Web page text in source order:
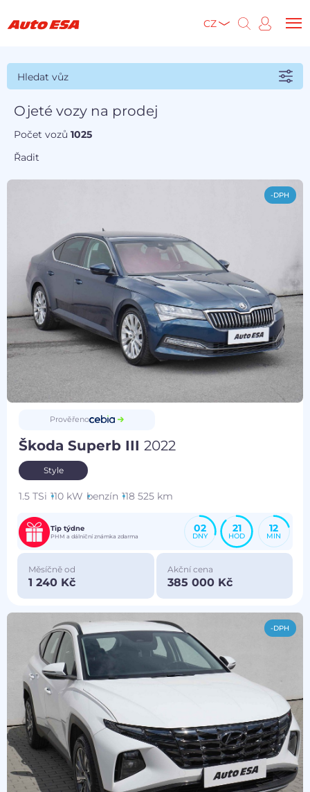
CZ
Hledat vůz
Ojeté vozy na prodej
Počet vozů1025
Řadit
-DPH
Prověřeno
Škoda Superb III2022
Style
1.5 TSi 110 kW benzín 118 525 km
Tip týdne
PHM a dálniční známka zdarma
02
DNY
21
HOD
12
MIN
Měsíčně od
1 240 Kč
Akční cena
385 000 Kč
-DPH